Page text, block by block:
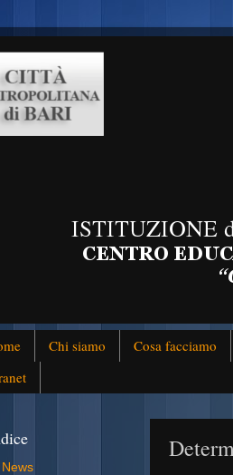
Chi siamo Cosa facciamo
News